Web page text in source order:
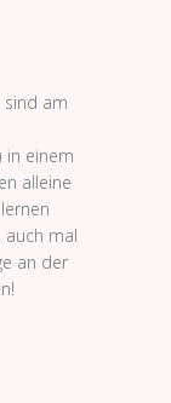
sind am
in einem
alleine
auch mal
an der